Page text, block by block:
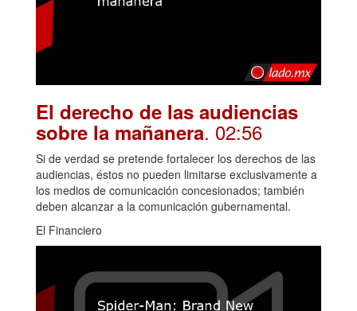
El derecho de las audiencias
sobre la mañanera. 02:56
Si de verdad se pretende fortalecer los derechos de las
audiencias, éstos no pueden limitarse exclusivamente a
los medios de comunicación concesionados; también
deben alcanzar a la comunicación gubernamental.
El Financiero